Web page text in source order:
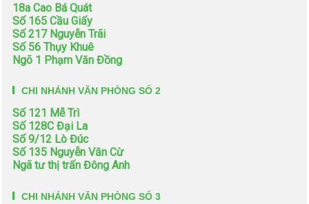
18a Cao Bá Quát
Số 165 Cầu Giấy
Số 217 Nguyễn Trãi
Số 56 Thụy Khuê
Ngõ 1 Phạm Văn Đồng
CHI NHÁNH VĂN PHÒNG SỐ 2
Số 121 Mễ Trì
Số 128C Đại La
Số 9/12 Lò Đúc
Số 135 Nguyễn Văn Cừ
Ngã tư thị trấn Đông Anh
CHI NHÁNH VĂN PHÒNG SỐ 3